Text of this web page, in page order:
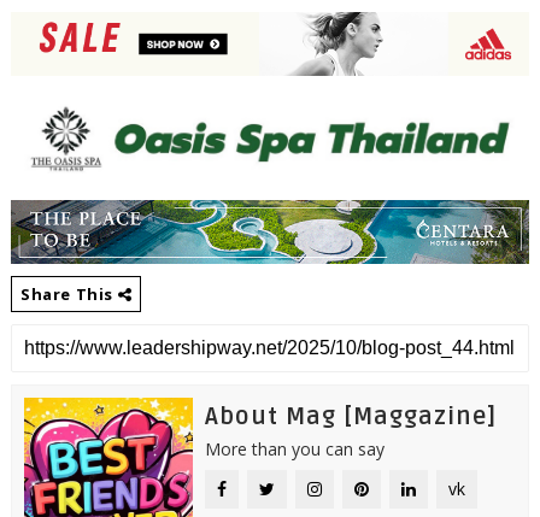
Share This
About Mag [Maggazine]
More than you can say
vk